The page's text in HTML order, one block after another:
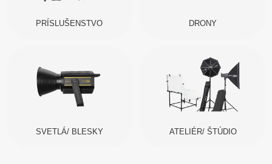
PRÍSLUŠENSTVO DRONY
SVETLÁ/ BLESKY ATELIÉR/ ŠTÚDIO